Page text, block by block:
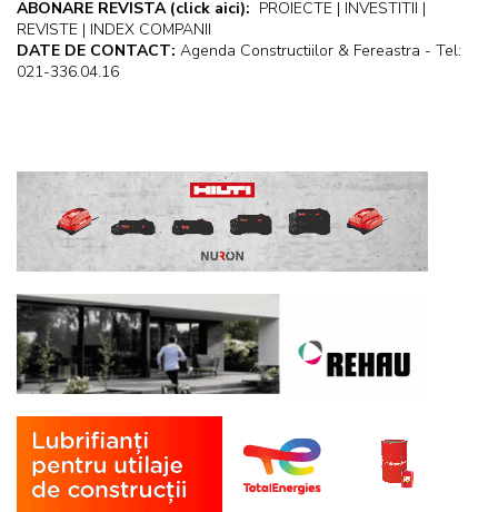
ABONARE REVISTA (click aici): PROIECTE | INVESTITII |
REVISTE | INDEX COMPANII
DATE DE CONTACT: Agenda Constructiilor & Fereastra - Tel:
021-336.04.16